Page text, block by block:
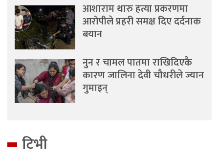
आशाराम थारु हत्या प्रकरणमा
आरोपीले प्रहरी समक्ष दिए दर्दनाक
बयान
नुन र चामल पातमा राखिदिएकै
कारण जालिना देवी चौधरीले ज्यान
गुमाइन्
टिभी